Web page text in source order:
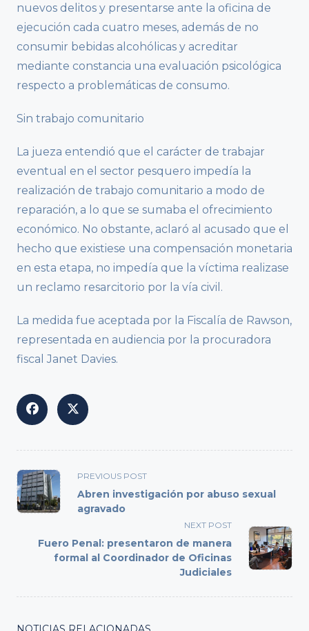
nuevos delitos y presentarse ante la oficina de
ejecución cada cuatro meses, además de no
consumir bebidas alcohólicas y acreditar
mediante constancia una evaluación psicológica
respecto a problemáticas de consumo.
Sin trabajo comunitario
La jueza entendió que el carácter de trabajar
eventual en el sector pesquero impedía la
realización de trabajo comunitario a modo de
reparación, a lo que se sumaba el ofrecimiento
económico. No obstante, aclaró al acusado que el
hecho que existiese una compensación monetaria
en esta etapa, no impedía que la víctima realizase
un reclamo resarcitorio por la vía civil.
La medida fue aceptada por la Fiscalía de Rawson,
representada en audiencia por la procuradora
fiscal Janet Davies.
<span
class="nav-
subtitle
reader-
text">Page</span>
PREVIOUS POST
Abren investigación por abuso sexual
agravado
NEXT POST
Fuero Penal: presentaron de manera
formal al Coordinador de Oficinas
Judiciales